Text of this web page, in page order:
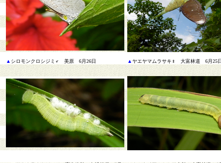
▲ シロモンクロシジミ♂ 美原 6月26日 ▲ヤエヤマムラサキ♀ 大富林道 6月25